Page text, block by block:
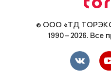
© ООО «ТД
1990—2026. Все